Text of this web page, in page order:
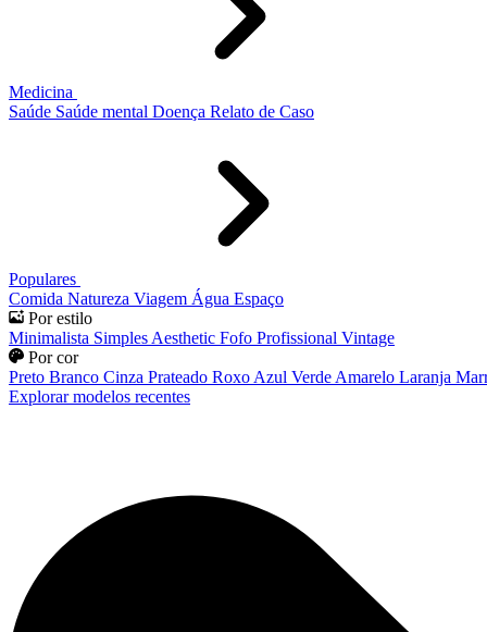
Medicina
Saúde Saúde mental Doença Relato de Caso
Populares
Comida Natureza Viagem Água Espaço
Por estilo
Minimalista Simples Aesthetic Fofo Profissional Vintage
Por cor
Preto Branco Cinza Prateado Roxo Azul Verde Amarelo Laranja
Explorar modelos recentes